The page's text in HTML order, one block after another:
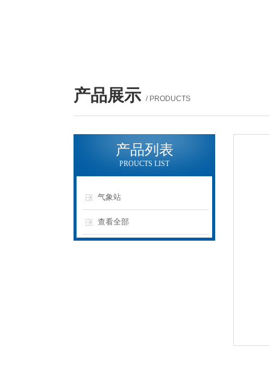
产品展示 / PRODUCTS
产品列表
PROUCTS LIST
气象站
查看全部